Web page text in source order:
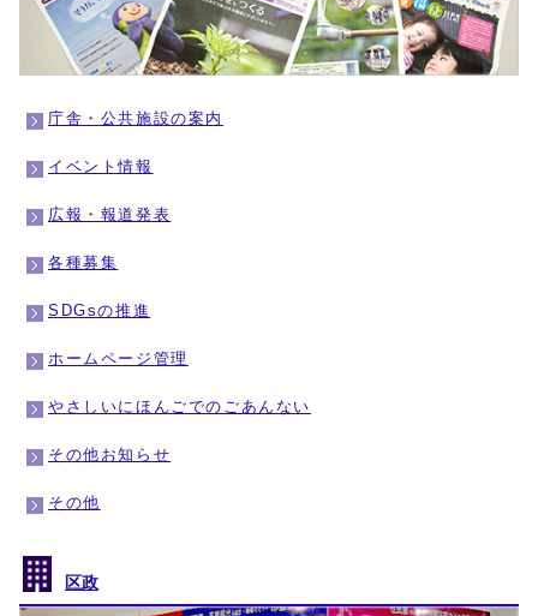
庁舎・公共施設の案内
イベント情報
広報・報道発表
各種募集
SDGsの推進
ホームページ管理
やさしいにほんごでのごあんない
その他お知らせ
その他
区政